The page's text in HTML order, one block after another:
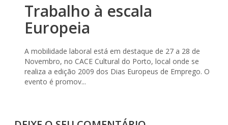
Trabalho à escala
Europeia
A mobilidade laboral está em destaque de 27 a 28 de
Novembro, no CACE Cultural do Porto, local onde se
realiza a edição 2009 dos Dias Europeus de Emprego. O
evento é promov...